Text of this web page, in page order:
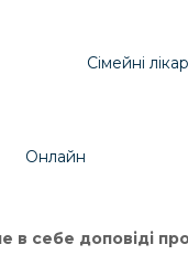
Сімейні
Онлайн
себе доповіді